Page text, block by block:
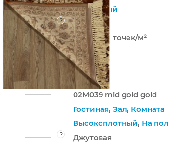
Машинный
?
Средний
2 000 000 точек/м²
9 мм
4260 г/м²
Comtesse
02M039 mid gold gold
Гостиная, Зал, Комната
Высокоплотный, На пол
?
Джутовая